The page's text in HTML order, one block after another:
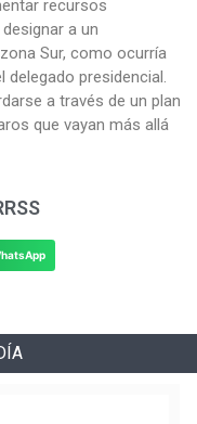
recursos
a un
Sur, como ocurría
delegado presidencial.
a través de un plan
que vayan más allá